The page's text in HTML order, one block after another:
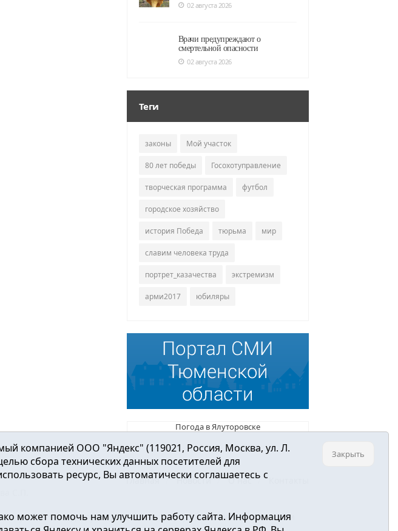
02 августа 2026
Врачи предупреждают о
смертельной опасности
02 августа 2026
Теги
законы Мой участок
80 лет победы Госохотуправление
творческая программа футбол
городское хозяйство
история Победа тюрьма мир
славим человека труда
портрет_казачества экстремизм
арми2017 юбиляры
Погода в Ялуторовске
Главная Новости О нас
С.П.
по надзору в сфере связи, информационных технологий и
компанией ООО "Яндекс" (119021, Россия, Москва, ул. Л.
сбора технических данных посетителей для
ресурс, Вы автоматически соглашаетесь с
может помочь нам улучшить работу сайта. Информация
Закрыть